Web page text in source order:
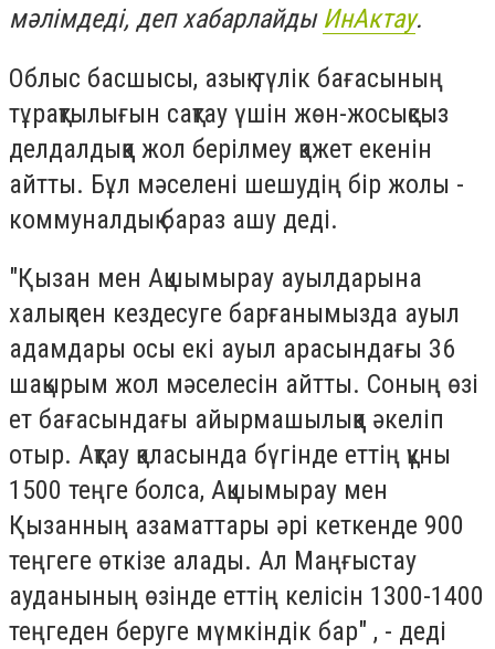
мəлімдеді, деп хабарлайды ИнАктау.
Облыс басшысы, азық-түлік бағасының
тұрақтылығын сақтау үшін жөн-жосықсыз
делдалдыққа жол берілмеу қажет екенін
айтты. Бұл мәселені шешудің бір жолы -
коммуналдық бараз ашу деді.
"Қызан мен Ақшымырау ауылдарына
халықпен кездесуге барғанымызда ауыл
адамдары осы екі ауыл арасындағы 36
шақырым жол мәселесін айтты. Соның өзі
ет бағасындағы айырмашылыққа әкеліп
отыр. Ақтау қаласында бүгінде еттің құны
1500 теңге болса, Ақшымырау мен
Қызанның азаматтары әрі кеткенде 900
теңгеге өткізе алады. Ал Маңғыстау
ауданының өзінде еттің келісін 1300-1400
теңгеден беруге мүмкіндік бар" , - деді